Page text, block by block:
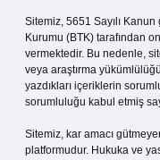
Sitemiz, 5651 Sayılı
Kurumu (BTK) tarafından
vermektedir. Bu nedenle,
veya araştırma
yazdıkları içeriklerin
sorumluluğu kabul etmiş
Sitemiz, kar amacı
platformudur. Hukuka ve